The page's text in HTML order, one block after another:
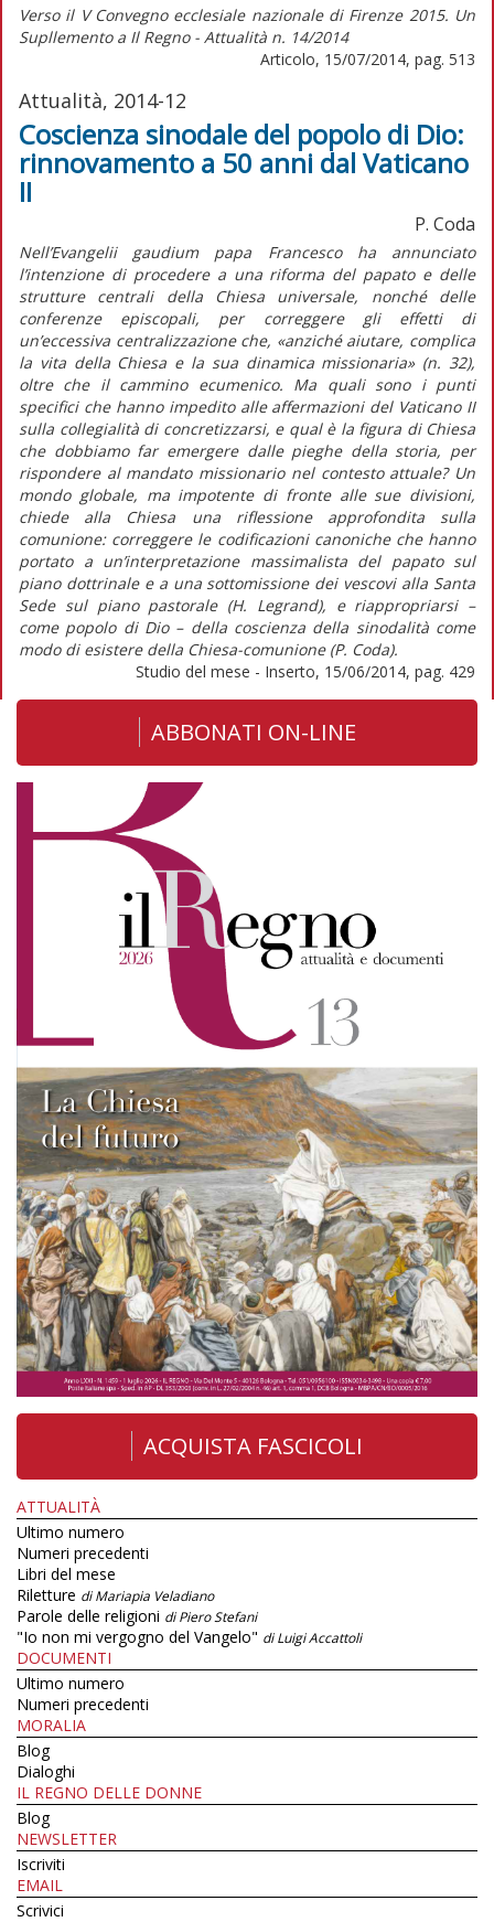
Verso il V Convegno ecclesiale nazionale di Firenze 2015. Un
Supllemento a Il Regno - Attualità n. 14/2014
Articolo, 15/07/2014, pag. 513
Attualità, 2014-12
Coscienza sinodale del popolo di Dio:
rinnovamento a 50 anni dal Vaticano
II
P. Coda
Nell’Evangelii gaudium papa Francesco ha annunciato
l’intenzione di procedere a una riforma del papato e delle
strutture centrali della Chiesa universale, nonché delle
conferenze episcopali, per correggere gli effetti di
un’eccessiva centralizzazione che, «anziché aiutare, complica
la vita della Chiesa e la sua dinamica missionaria» (n. 32),
oltre che il cammino ecumenico. Ma quali sono i punti
specifici che hanno impedito alle affermazioni del Vaticano II
sulla collegialità di concretizzarsi, e qual è la figura di Chiesa
che dobbiamo far emergere dalle pieghe della storia, per
rispondere al mandato missionario nel contesto attuale? Un
mondo globale, ma impotente di fronte alle sue divisioni,
chiede alla Chiesa una riflessione approfondita sulla
comunione: correggere le codificazioni canoniche che hanno
portato a un’interpretazione massimalista del papato sul
piano dottrinale e a una sottomissione dei vescovi alla Santa
Sede sul piano pastorale (H. Legrand), e riappropriarsi –
come popolo di Dio – della coscienza della sinodalità come
modo di esistere della Chiesa-comunione (P. Coda).
Studio del mese - Inserto, 15/06/2014, pag. 429
ABBONATI ON-LINE
ACQUISTA FASCICOLI
ATTUALITÀ
Ultimo numero
Numeri precedenti
Libri del mese
Riletture di Mariapia Veladiano
Parole delle religioni di Piero Stefani
"Io non mi vergogno del Vangelo" di Luigi Accattoli
DOCUMENTI
Ultimo numero
Numeri precedenti
MORALIA
Blog
Dialoghi
IL REGNO DELLE DONNE
Blog
NEWSLETTER
Iscriviti
EMAIL
Scrivici